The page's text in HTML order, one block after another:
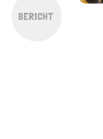
BERICHT